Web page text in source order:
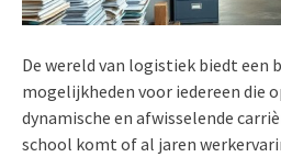
De wereld van logistiek biedt een
mogelijkheden voor iedereen die
dynamische en afwisselende
school komt of al jaren